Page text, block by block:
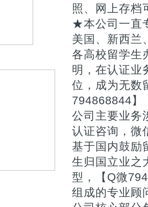
照、网上存档
★本公司一直
美国、新西兰
各高校留学生
明，在认证业
位，成为无数
794868844】
公司主要业务
认证咨询，微
基于国内鼓励
生归国立业之
型，【Q微
组成的专业顾